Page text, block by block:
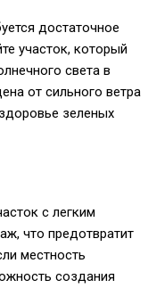
достаточное
участок, который
света в
от сильного ветра
зеленых
с легким
что предотвратит
местность
создания